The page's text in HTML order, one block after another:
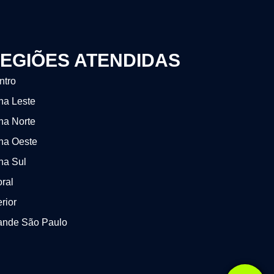
ATENDIDAS
Leste
Norte
Oeste
Sul
São Paulo